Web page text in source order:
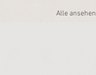
Alle ansehen